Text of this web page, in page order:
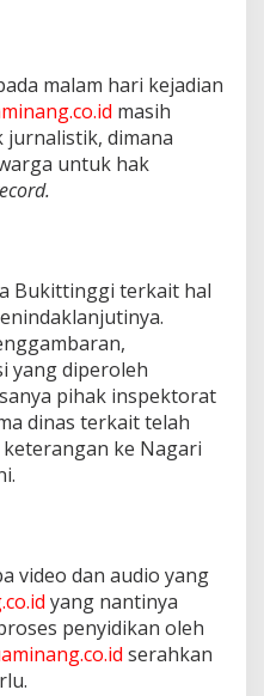
malam hari kejadian
masih
jurnalistik, dimana
untuk hak
Bukittinggi terkait hal
yang diperoleh
pihak inspektorat
dinas terkait telah
ke Nagari
video dan audio yang
yang nantinya
penyidikan oleh
serahkan